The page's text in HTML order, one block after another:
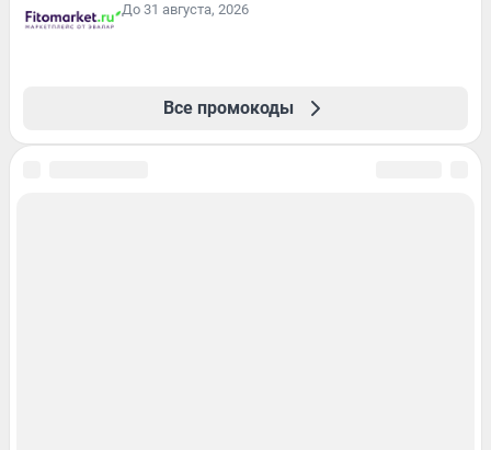
До 31 августа, 2026
Все промокоды